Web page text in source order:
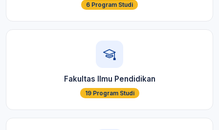
6 Program Studi
Fakultas Ilmu Pendidikan
19 Program Studi